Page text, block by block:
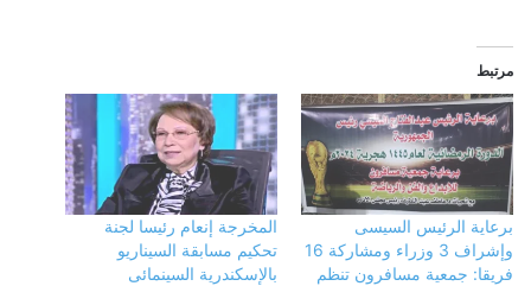
مرتبط
برعاية الرئيس السيسى
وإشراف 3 وزراء ومشاركة 16
فريقا: جمعية مسافرون تنظم
المخرجة إنعام رئيسا لجنة
تحكيم مسابقة السيناريو
بالإسكندرية السينمائى